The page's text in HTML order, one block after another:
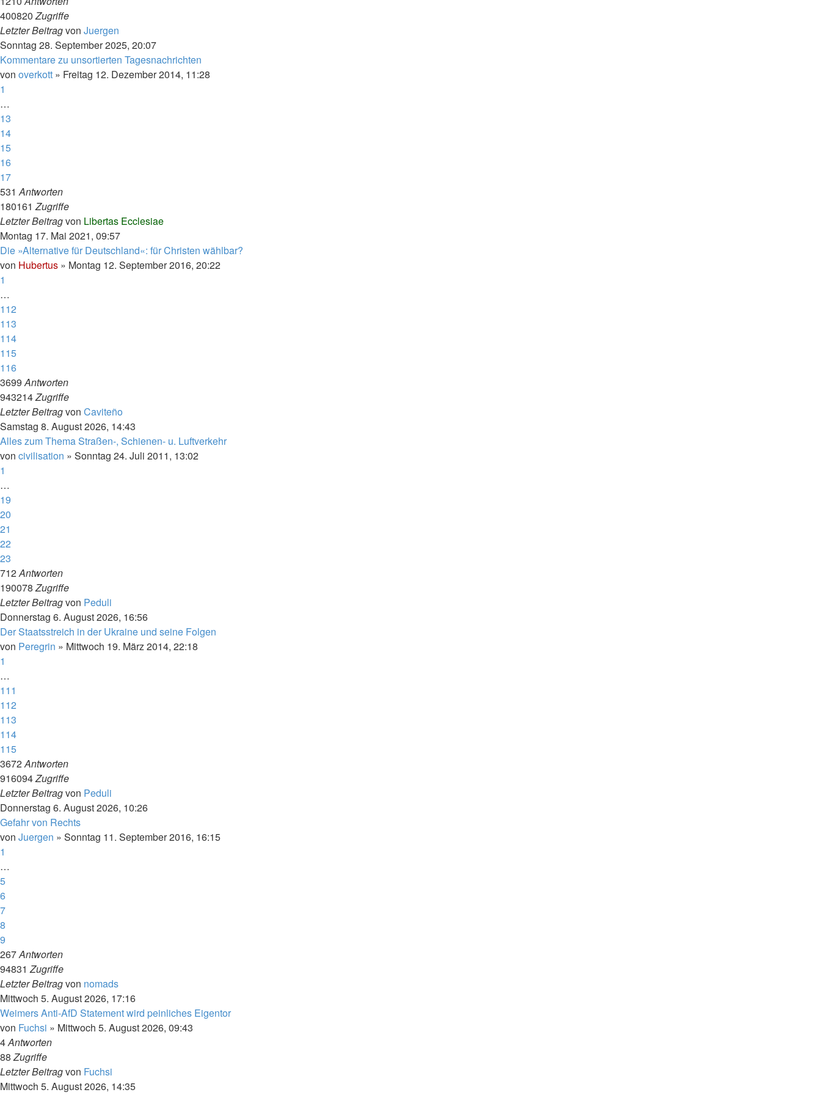
400820Zugriffe
Letzter Beitragvon Juergen
Sonntag 28. September 2025, 20:07
Kommentare zu unsortierten Tagesnachrichten
von overkott » Freitag 12. Dezember 2014, 11:28
1
…
13
14
15
16
17
531Antworten
180161Zugriffe
Letzter Beitragvon Libertas Ecclesiae
Montag 17. Mai 2021, 09:57
Die »Alternative für Deutschland«: für Christen wählbar?
von Hubertus » Montag 12. September 2016, 20:22
1
…
112
113
114
115
116
3699Antworten
943214Zugriffe
Letzter Beitragvon Caviteño
Samstag 8. August 2026, 14:43
Alles zum Thema Straßen-, Schienen- u. Luftverkehr
von civilisation » Sonntag 24. Juli 2011, 13:02
1
…
19
20
21
22
23
712Antworten
190078Zugriffe
Letzter Beitragvon Peduli
Donnerstag 6. August 2026, 16:56
Der Staatsstreich in der Ukraine und seine Folgen
von Peregrin » Mittwoch 19. März 2014, 22:18
1
…
111
112
113
114
115
3672Antworten
916094Zugriffe
Letzter Beitragvon Peduli
Donnerstag 6. August 2026, 10:26
Gefahr von Rechts
von Juergen » Sonntag 11. September 2016, 16:15
1
…
5
6
7
8
9
267Antworten
94831Zugriffe
Letzter Beitragvon nomads
Mittwoch 5. August 2026, 17:16
Weimers Anti-AfD Statement wird peinliches Eigentor
von Fuchsi » Mittwoch 5. August 2026, 09:43
4Antworten
88Zugriffe
Letzter Beitragvon Fuchsi
Mittwoch 5. August 2026, 14:35